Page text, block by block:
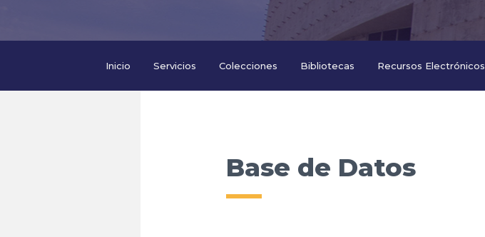
Inicio Servicios Colecciones Bibliotecas Recursos Electrónicos
Base de Datos